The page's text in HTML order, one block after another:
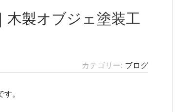
木製オブジェ塗装工
カテゴリー ブログ
す。